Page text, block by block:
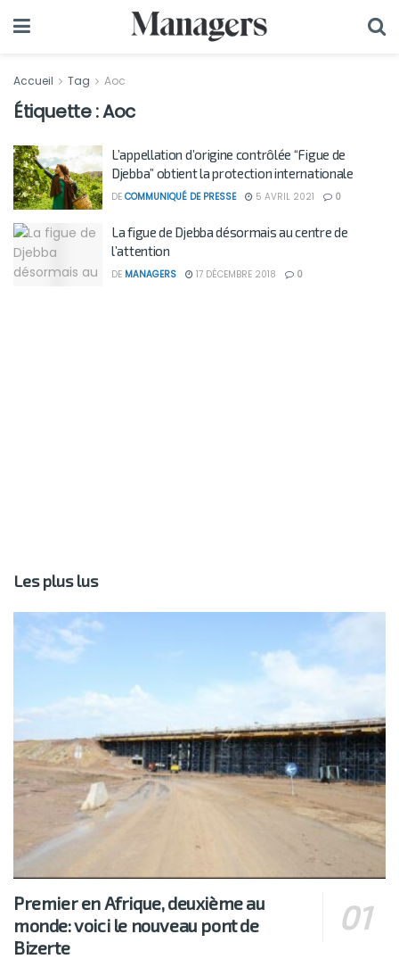
Accueil Tag Aoc
Étiquette :Aoc
L’appellation d’origine contrôlée “Figue de
Djebba” obtient la protection internationale
DE COMMUNIQUÉ DE PRESSE 5 AVRIL 2021 0
La figue de Djebba désormais au centre de
l’attention
DE MANAGERS 17 DÉCEMBRE 2018 0
Les plus lus
Premier en Afrique, deuxième au
monde: voici le nouveau pont de
Bizerte